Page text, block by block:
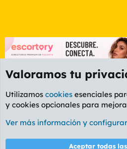
Foro General
Cookies
PL OLDSTYLE
Valoramos tu
Utilizamos cookies esenciales
y cookies opcionales para
Ver más información y
Aceptar todas